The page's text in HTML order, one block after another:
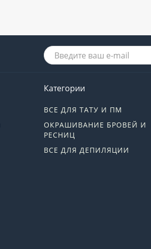
Категории
ВСЕ ДЛЯ ТАТУ И ПМ
ОКРАШИВАНИЕ БРОВЕЙ И
РЕСНИЦ
ВСЕ ДЛЯ ДЕПИЛЯЦИИ